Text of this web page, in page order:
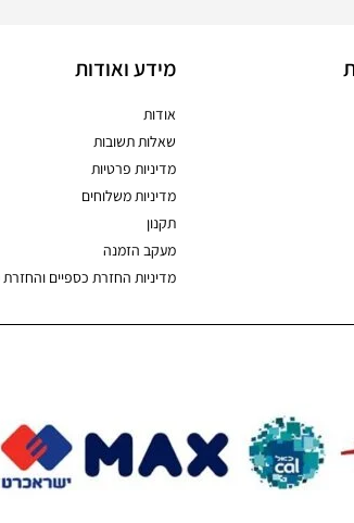
מידע ואודות
אודות
שאלות תשובות
מדיניות פרטיות
מדיניות משלוחים
תקנון
מעקב הזמנה
מדיניות החזרת כספיים והחזרת